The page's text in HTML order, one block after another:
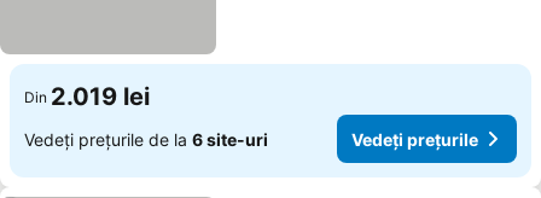
Din 2.019 lei
Vedeți prețurile de la 6 site-uri Vedeți prețurile